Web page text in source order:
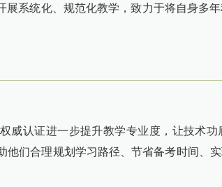
系统化、规范化教学，致力于将自身多
威认证进一步提升教学专业度，让技术
们合理规划学习路径、节省备考时间、